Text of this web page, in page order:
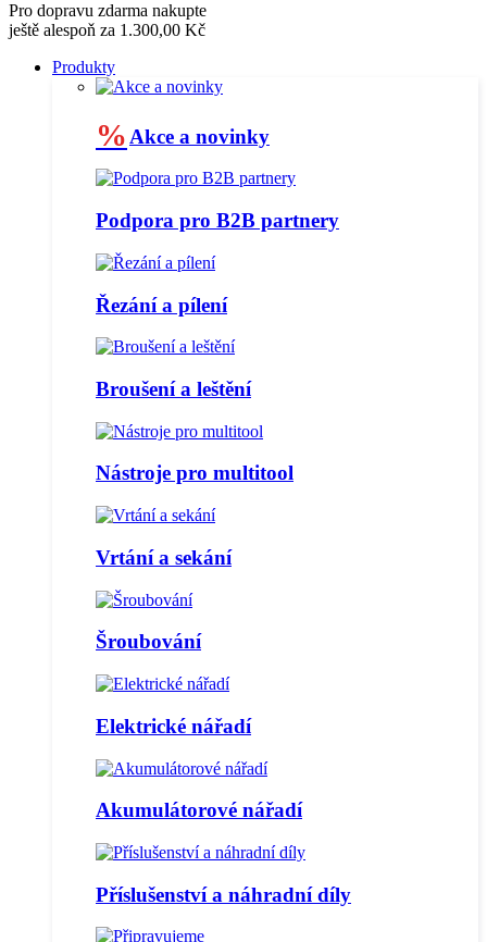
Pro dopravu zdarma nakupte
ještě alespoň za 1.300,00 Kč
Produkty
% Akce a novinky
Podpora pro B2B partnery
Řezání a pílení
Broušení a leštění
Nástroje pro multitool
Vrtání a sekání
Šroubování
Elektrické nářadí
Akumulátorové nářadí
Příslušenství a náhradní díly